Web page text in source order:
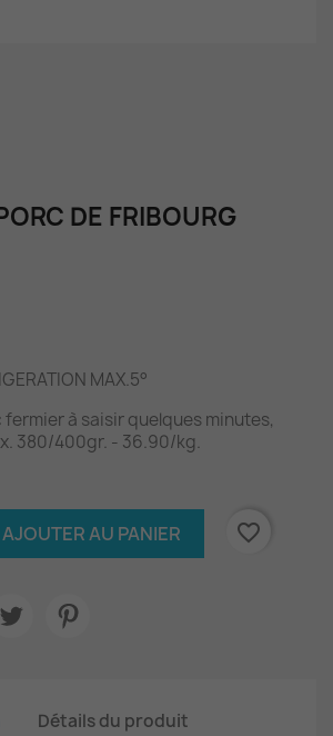
DE FRIBOURG
MAX.5°
à saisir quelques minutes,
380/400gr. - 36.90/kg.
AJOUTER AU PANIER favorite_border
Détails du produit